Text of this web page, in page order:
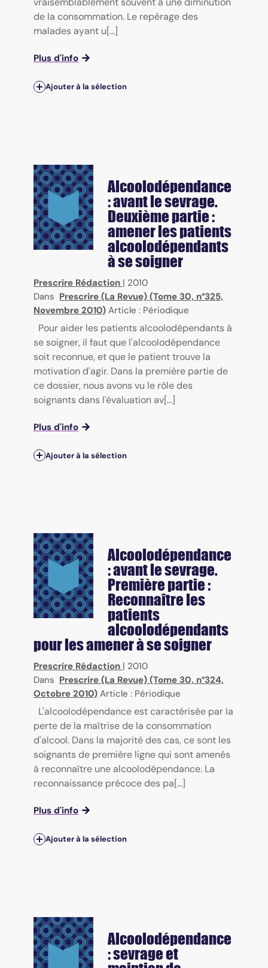
de la consommation. Le repérage des
malades ayant u[...]
Plus d'info
Ajouter à la sélection
Alcoolodépendance
: avant le sevrage.
Deuxième partie :
amener les patients
alcoolodépendants
à se soigner
Prescrire Rédaction | 2010
Dans Prescrire (La Revue) (Tome 30, n°325,
Novembre 2010) Article : Périodique
Pour aider les patients alcoolodépendants à
se soigner, il faut que l'alcoolodépendance
soit reconnue, et que le patient trouve la
motivation d'agir. Dans la première partie de
ce dossier, nous avons vu le rôle des
soignants dans l'évaluation av[...]
Plus d'info
Ajouter à la sélection
Alcoolodépendance
: avant le sevrage.
Première partie :
Reconnaître les
patients
alcoolodépendants
pour les amener à se soigner
Prescrire Rédaction | 2010
Dans Prescrire (La Revue) (Tome 30, n°324,
Octobre 2010) Article : Périodique
L'alcoolodépendance est caractérisée par la
perte de la maîtrise de la consommation
d'alcool. Dans la majorité des cas, ce sont les
soignants de première ligne qui sont amenés
à reconnaître une alcoolodépendance. La
reconnaissance précoce des pa[...]
Plus d'info
Ajouter à la sélection
Alcoolodépendance
: sevrage et